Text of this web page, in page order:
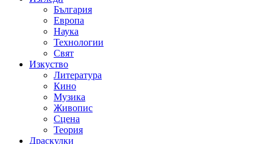
България
Европа
Наука
Технологии
Свят
Изкуство
Литература
Кино
Музика
Живопис
Сцена
Теория
Драскулки